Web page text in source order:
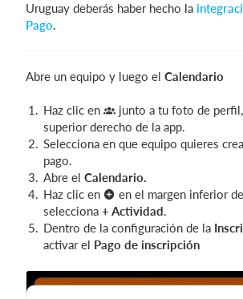
Uruguay deberás haber hecho la
Pago.
Abre un equipo y luego el Calendario
Haz clic en
junto a tu foto de
superior derecho de la app.
Selecciona en que equipo quieres
pago.
Abre el Calendario.
Haz clic en
en el margen inferior
selecciona + Actividad.
Dentro de la configuración de la
activar el Pago de inscripción